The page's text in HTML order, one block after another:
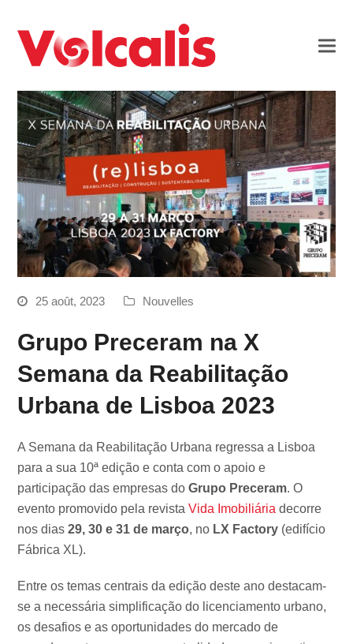
25 août, 2023 Nouvelles
Grupo Preceram na X
Semana da Reabilitação
Urbana de Lisboa 2023
A Semana da Reabilitação Urbana regressa a Lisboa
para a sua 10ª edição e conta com o apoio e
participação das empresas doGrupo Preceram. O
evento promovido pela revistaVida Imobiliária decorre
nos dias29, 30 e 31 de março, no LX Factory (edifício
Fábrica XL).
Entre os temas centrais da edição deste ano destacam-
se a necessária simplificação do licenciamento urbano,
os desafios e as oportunidades do mercado de